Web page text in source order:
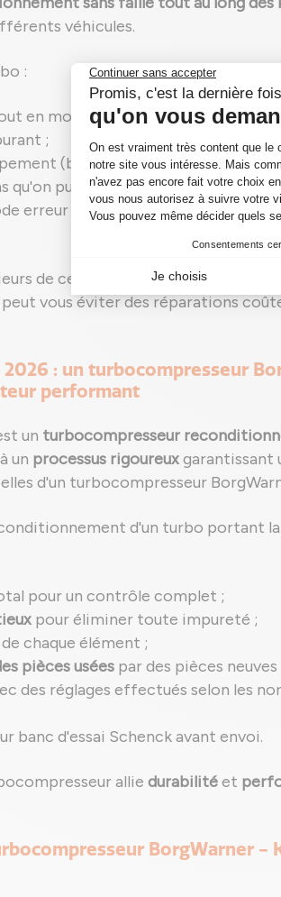
véhicules.
:
en montée ou en charge ;
;
(bleue, noire ou blanche) et/
qu'on puisse repérer de fuite ;
erreur (P0299 par exemple pour
de ces signes, il est temps d'agir !
vous éviter des réparations
: un turbocompresseur
performant
un turbocompresseur
un processus rigoureuxgarantissant
d'un turbocompresseur
d'un turbo portant
pour un contrôle complet ;
pour éliminer toute impureté ;
de chaque élément ;
pièces usées par des pièces neuves
des réglages effectués selon les
banc d'essai Schenck avant envoi.
allie durabilitéet
BorgWarner -